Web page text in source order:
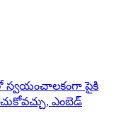
స్వయంచాలకంగా పైకి
ఎంబెడ్